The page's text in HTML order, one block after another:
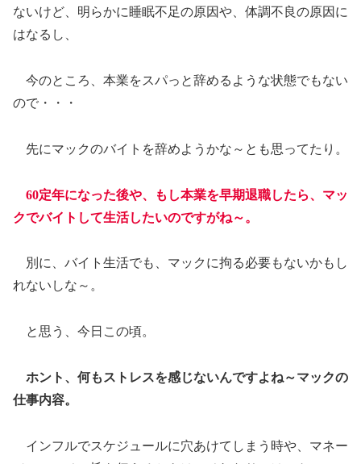
ないけど、明らかに睡眠不足の原因や、体調不良の原因に
はなるし、
今のところ、本業をスパっと辞めるような状態でもない
ので・・・
先にマックのバイトを辞めようかな～とも思ってたり。
60定年になった後や、もし本業を早期退職したら、マッ
クでバイトして生活したいのですがね～。
別に、バイト生活でも、マックに拘る必要もないかもし
れないしな～。
と思う、今日この頃。
ホント、何もストレスを感じないんですよね～マックの
仕事内容。
インフルでスケジュールに穴あけてしまう時や、マネー